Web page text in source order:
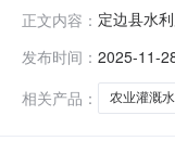
正文内容： 定边县水
算金额：
评估区农
发布时间： 2025-11-
相关产品：
农业灌溉